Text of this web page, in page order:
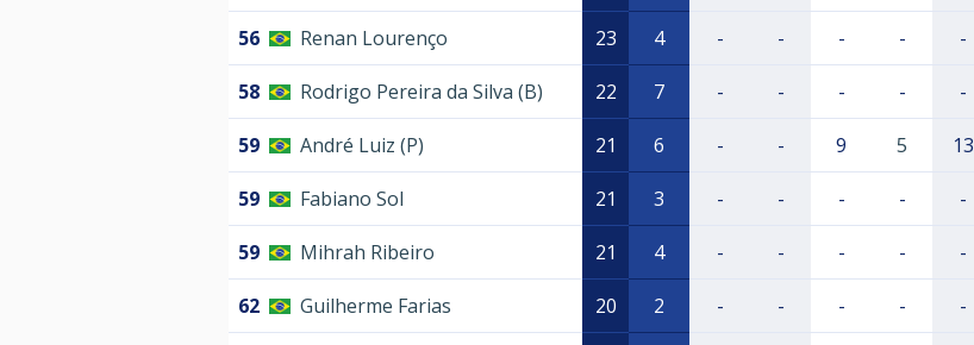
56 Renan Lourenço 23 4 - - - - -
58 Rodrigo Pereira da Silva (B) 22 7 - - - - -
59 André Luiz (P) 21 6 - - 9 5 13
59 Fabiano Sol 21 3 - - - - -
59 Mihrah Ribeiro 21 4 - - - - -
62 Guilherme Farias 20 2 - - - - -